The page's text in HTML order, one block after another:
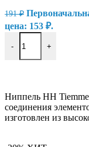
191₽
цена: 153 ₽.
- +
Ниппель HH
соединения
изготовлен из